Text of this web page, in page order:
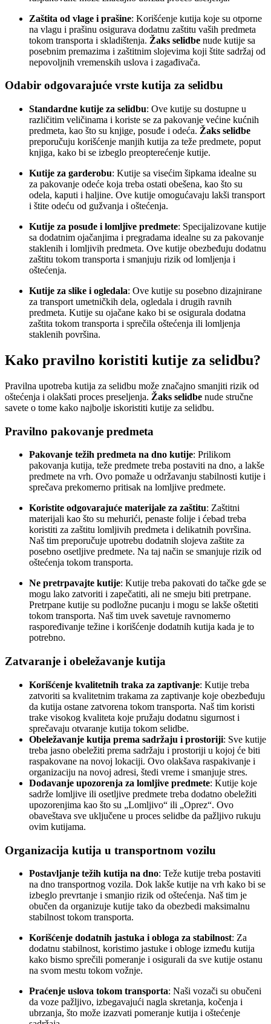
Zaštita od vlage i prašine: Korišćenje kutija koje su otporne
na vlagu i prašinu osigurava dodatnu zaštitu vaših predmeta
tokom transporta i skladištenja. Žaks selidbe nude kutije sa
posebnim premazima i zaštitnim slojevima koji štite sadržaj od
nepovoljnih vremenskih uslova i zagađivača.
Odabir odgovarajuće vrste kutija za selidbu
Standardne kutije za selidbu: Ove kutije su dostupne u
različitim veličinama i koriste se za pakovanje većine kućnih
predmeta, kao što su knjige, posuđe i odeća. Žaks selidbe
preporučuju korišćenje manjih kutija za teže predmete, poput
knjiga, kako bi se izbeglo preopterećenje kutije.
Kutije za garderobu: Kutije sa visećim šipkama idealne su
za pakovanje odeće koja treba ostati obešena, kao što su
odela, kaputi i haljine. Ove kutije omogućavaju lakši transport
i štite odeću od gužvanja i oštećenja.
Kutije za posuđe i lomljive predmete: Specijalizovane kutije
sa dodatnim ojačanjima i pregradama idealne su za pakovanje
staklenih i lomljivih predmeta. Ove kutije obezbeđuju dodatnu
zaštitu tokom transporta i smanjuju rizik od lomljenja i
oštećenja.
Kutije za slike i ogledala: Ove kutije su posebno dizajnirane
za transport umetničkih dela, ogledala i drugih ravnih
predmeta. Kutije su ojačane kako bi se osigurala dodatna
zaštita tokom transporta i sprečila oštećenja ili lomljenja
staklenih površina.
Kako pravilno koristiti kutije za selidbu?
Pravilna upotreba kutija za selidbu može značajno smanjiti rizik od
oštećenja i olakšati proces preseljenja. Žaks selidbe nude stručne
savete o tome kako najbolje iskoristiti kutije za selidbu.
Pravilno pakovanje predmeta
Pakovanje težih predmeta na dno kutije: Prilikom
pakovanja kutija, teže predmete treba postaviti na dno, a lakše
predmete na vrh. Ovo pomaže u održavanju stabilnosti kutije i
sprečava prekomerno pritisak na lomljive predmete.
Koristite odgovarajuće materijale za zaštitu: Zaštitni
materijali kao što su mehurići, penaste folije i ćebad treba
koristiti za zaštitu lomljivih predmeta i delikatnih površina.
Naš tim preporučuje upotrebu dodatnih slojeva zaštite za
posebno osetljive predmete. Na taj način se smanjuje rizik od
oštećenja tokom transporta.
Ne pretrpavajte kutije: Kutije treba pakovati do tačke gde se
mogu lako zatvoriti i zapečatiti, ali ne smeju biti pretrpane.
Pretrpane kutije su podložne pucanju i mogu se lakše oštetiti
tokom transporta. Naš tim uvek savetuje ravnomerno
raspoređivanje težine i korišćenje dodatnih kutija kada je to
potrebno.
Zatvaranje i obeležavanje kutija
Korišćenje kvalitetnih traka za zaptivanje: Kutije treba
zatvoriti sa kvalitetnim trakama za zaptivanje koje obezbeđuju
da kutija ostane zatvorena tokom transporta. Naš tim koristi
trake visokog kvaliteta koje pružaju dodatnu sigurnost i
sprečavaju otvaranje kutija tokom selidbe.
Obeležavanje kutija prema sadržaju i prostoriji: Sve kutije
treba jasno obeležiti prema sadržaju i prostoriji u kojoj će biti
raspakovane na novoj lokaciji. Ovo olakšava raspakivanje i
organizaciju na novoj adresi, štedi vreme i smanjuje stres.
Dodavanje upozorenja za lomljive predmete: Kutije koje
sadrže lomljive ili osetljive predmete treba dodatno obeležiti
upozorenjima kao što su „Lomljivo“ ili „Oprez“. Ovo
obaveštava sve uključene u proces selidbe da pažljivo rukuju
ovim kutijama.
Organizacija kutija u transportnom vozilu
Postavljanje težih kutija na dno: Teže kutije treba postaviti
na dno transportnog vozila. Dok lakše kutije na vrh kako bi se
izbeglo prevrtanje i smanjio rizik od oštećenja. Naš tim je
obučen da organizuje kutije tako da obezbedi maksimalnu
stabilnost tokom transporta.
Korišćenje dodatnih jastuka i obloga za stabilnost: Za
dodatnu stabilnost, koristimo jastuke i obloge između kutija
kako bismo sprečili pomeranje i osigurali da sve kutije ostanu
na svom mestu tokom vožnje.
Praćenje uslova tokom transporta: Naši vozači su obučeni
da voze pažljivo, izbegavajući nagla skretanja, kočenja i
ubrzanja, što može izazvati pomeranje kutija i oštećenje